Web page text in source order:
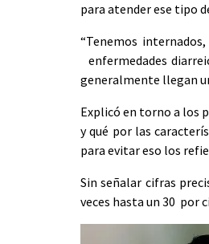
para atender ese tipo
“Tenemos
enfermedades
generalmente llegan
Explicó en torno a los
y qué por las
para evitar eso los
Sin señalar cifras
veces hasta un 30 por